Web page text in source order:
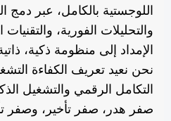
اللوجستية بالكامل، عبر دمج
والتحليلات الفورية،
الإمداد إلى منظومة ذكية،
نحن نعيد تعريف الكفاءة
التكامل الرقمي والتشغيل
صفر هدر، صفر تأخير، وصفر